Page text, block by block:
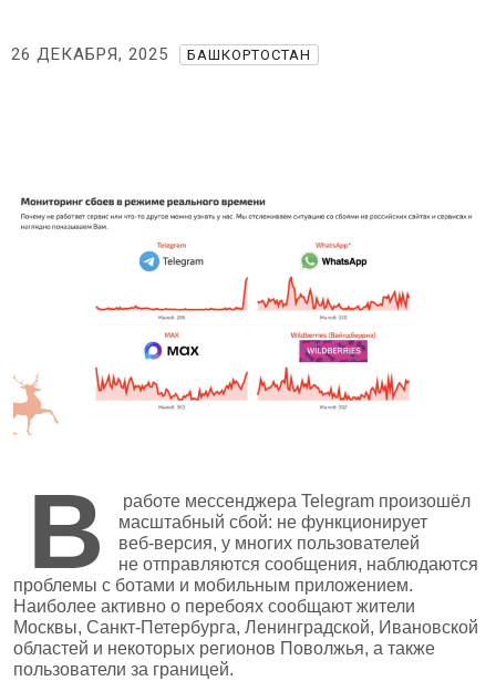
26 ДЕКАБРЯ, 2025 БАШКОРТОСТАН
В
работе мессенджера Telegram произошёл
масштабный сбой: не функционирует
веб‑версия, у многих пользователей
не отправляются сообщения, наблюдаются
проблемы с ботами и мобильным приложением.
Наиболее активно о перебоях сообщают жители
Москвы, Санкт‑Петербурга, Ленинградской, Ивановской
областей и некоторых регионов Поволжья, а также
пользователи за границей.